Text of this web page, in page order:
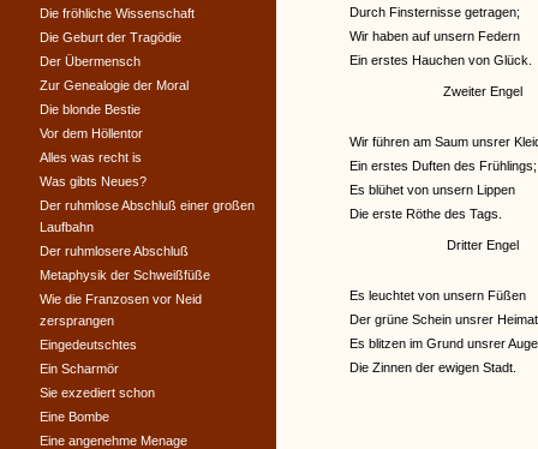
Durch Finsternisse getragen;
Wir haben auf unsern Federn
Ein erstes Hauchen von Glück.
Zweiter Engel
Wir führen am Saum unsrer
Ein erstes Duften des Frühlings;
Es blühet von unsern Lippen
Die erste Röthe des Tags.
Dritter Engel
Es leuchtet von unsern Füßen
Der grüne Schein unsrer
Es blitzen im Grund unsrer
Die Zinnen der ewigen Stadt.
Die fröhliche Wissenschaft
Die Geburt der Tragödie
Der Übermensch
Zur Genealogie der Moral
Die blonde Bestie
Vor dem Höllentor
Alles was recht is
Was gibts Neues?
Der ruhmlose Abschluß einer großen
Laufbahn
Der ruhmlosere Abschluß
Metaphysik der Schweißfüße
Wie die Franzosen vor Neid
zersprangen
Eingedeutschtes
Ein Scharmör
Sie exzediert schon
Eine Bombe
Eine angenehme Menage